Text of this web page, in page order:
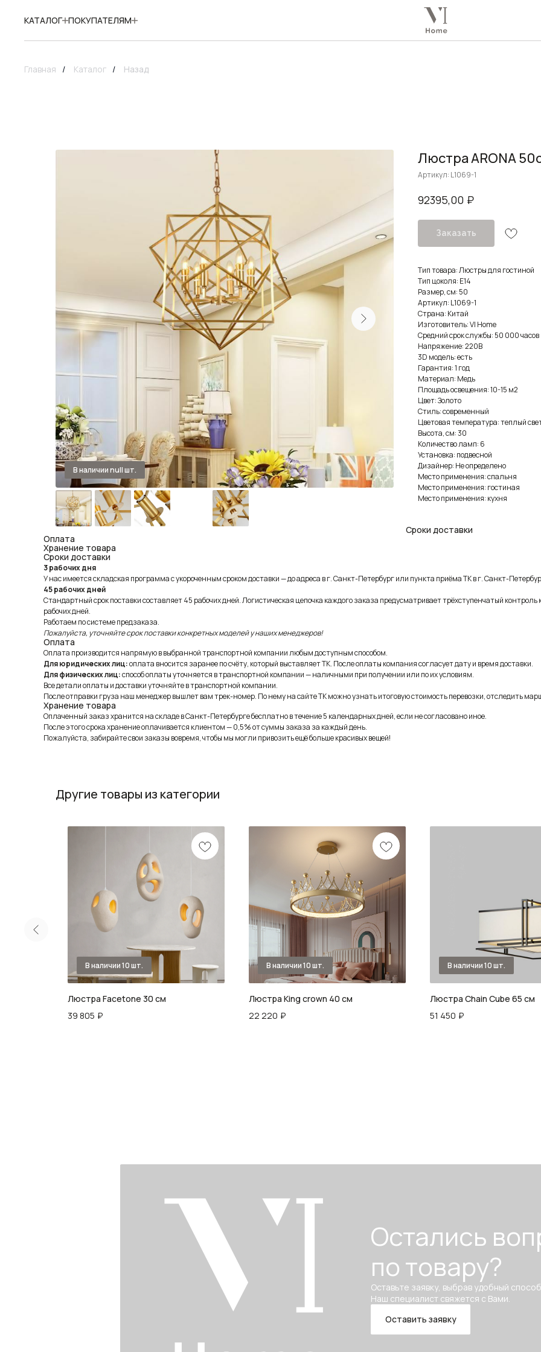
КАТАЛОГ ПОКУПАТЕЛЯМ
Главная / Каталог / Назад
Люстра ARONA
Артикул: L1069-1
92395,00 ₽
Заказать
Тип товара: Люстры для гостиной
Тип цоколя: E14
Размер, см: 50
Артикул: L1069-1
Страна: Китай
Изготовитель: VI Home
Средний срок службы: 50 000 часов
Напряжение: 220В
3D модель: есть
Гарантия: 1 год
Материал: Медь
Площадь освещения: 10-15 м2
Цвет: Золото
Стиль: современный
Цветовая температура: теплый
Высота, см: 30
Количество ламп: 6
Установка: подвесной
Дизайнер: Не определено
Место применения: спальня
Место применения: гостиная
Место применения: кухня
Сроки доставки
Оплата
Хранение товара
Сроки доставки
3 рабочих дня
У нас имеется складская программа с укороченным сроком доставки — до адреса в г. Санкт-Петербург или пункта приёма ТК в г. Санкт-
45 рабочих дней
Стандартный срок поставки составляет 45 рабочих дней. Логистическая цепочка каждого заказа предусматривает трёхступенчатый
рабочих дней.
Работаем по системе предзаказа.
Пожалуйста, уточняйте срок поставки конкретных моделей у наших менеджеров!
Оплата
Оплата производится напрямую в выбранной транспортной компании любым доступным способом.
Для юридических лиц:оплата вносится заранее по счёту, который выставляет ТК. После оплаты компания согласует дату и время доставки.
Для физических лиц:способ оплаты уточняется в транспортной компании — наличными при получении или по их условиям.
Все детали оплаты и доставки уточняйте в транспортной компании.
После отправки груза наш менеджер вышлет вам трек-номер. По нему на сайте ТК можно узнать итоговую стоимость перевозки, отследить
Хранение товара
Оплаченный заказ хранится на складе в Санкт-Петербурге бесплатно в течение 5 календарных дней, если не согласовано иное.
После этого срока хранение оплачивается клиентом — 0,5% от суммы заказа за каждый день.
Пожалуйста, забирайте свои заказы вовремя, чтобы мы могли привозить ещё больше красивых вещей!
Другие товары из категории
Люстра Facetone 30 см
39 805 ₽
Люстра King crown 40 см
22 220 ₽
Люстра Chain Cube 65 см
51 450 ₽
Остались
по товару?
Оставьте заявку, выбрав удобный
Наш специалист свяжется с Вами.
Оставить заявку